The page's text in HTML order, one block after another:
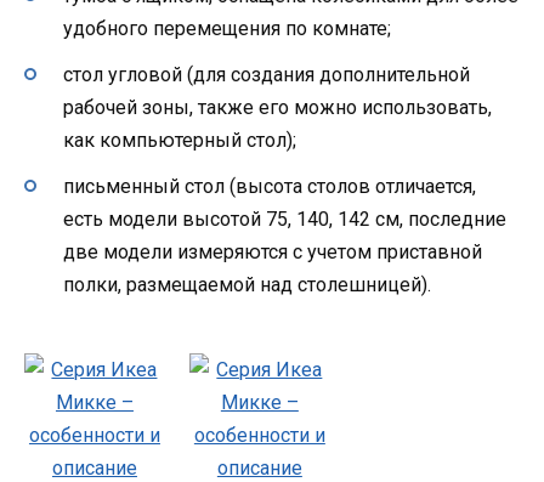
удобного перемещения по комнате;
стол угловой (для создания дополнительной
рабочей зоны, также его можно использовать,
как компьютерный стол);
письменный стол (высота столов отличается,
есть модели высотой 75, 140, 142 см, последние
две модели измеряются с учетом приставной
полки, размещаемой над столешницей).